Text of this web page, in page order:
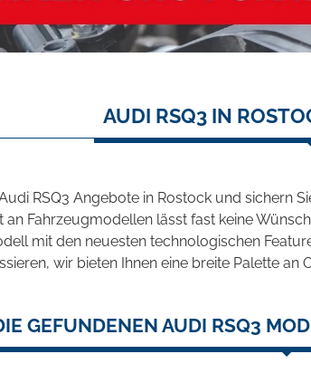
AUDI RSQ3 IN
RSQ3 Angebote in Rostock und sichern
Fahrzeugmodellen lässt fast keine
mit den neuesten technologischen
wir bieten Ihnen eine breite Palette an
GEFUNDENEN AUDI RSQ3